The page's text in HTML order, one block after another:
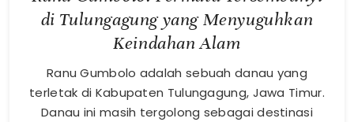
di Tulungagung yang Menyuguhkan
Keindahan Alam
Ranu Gumbolo adalah sebuah danau yang
terletak di Kabupaten Tulungagung, Jawa Timur.
Danau ini masih tergolong sebagai destinasi